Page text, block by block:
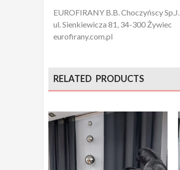
EUROFIRANY B.B. Choczyńscy Sp.J.
ul. Sienkiewicza 81, 34-300 Żywiec
eurofirany.com.pl
RELATED PRODUCTS